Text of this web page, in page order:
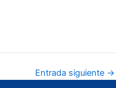
Entrada siguiente →